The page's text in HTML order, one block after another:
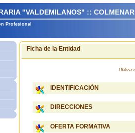
"VALDEMILANOS" ::
Profesional
Ficha de la Entidad
Utiliza
IDENTIFICACIÓN
DIRECCIONES
OFERTA FORMATIVA